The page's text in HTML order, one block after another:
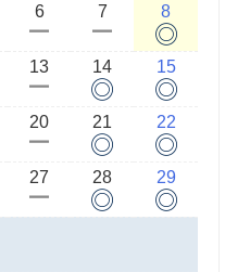
6
ー
7
ー
8
◎
13
ー
14
◎
15
◎
20
ー
21
◎
22
◎
27
ー
28
◎
29
◎